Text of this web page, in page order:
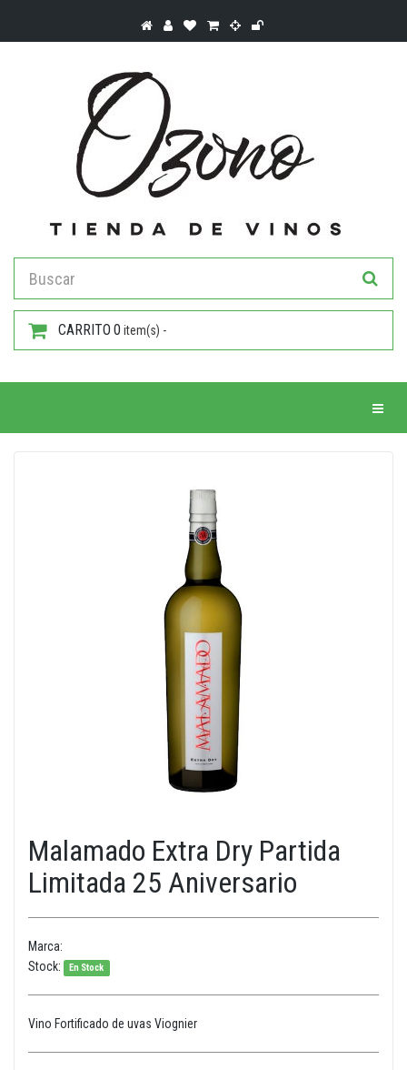
CARRITO 0 item(s) -
Malamado Extra Dry Partida
Limitada 25 Aniversario
Marca:
Stock:
En Stock
Vino Fortificado de uvas Viognier